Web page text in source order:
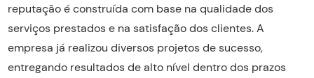
reputação é construída com base na qualidade dos
serviços prestados e na satisfação dos clientes. A
empresa já realizou diversos projetos de sucesso,
entregando resultados de alto nível dentro dos prazos